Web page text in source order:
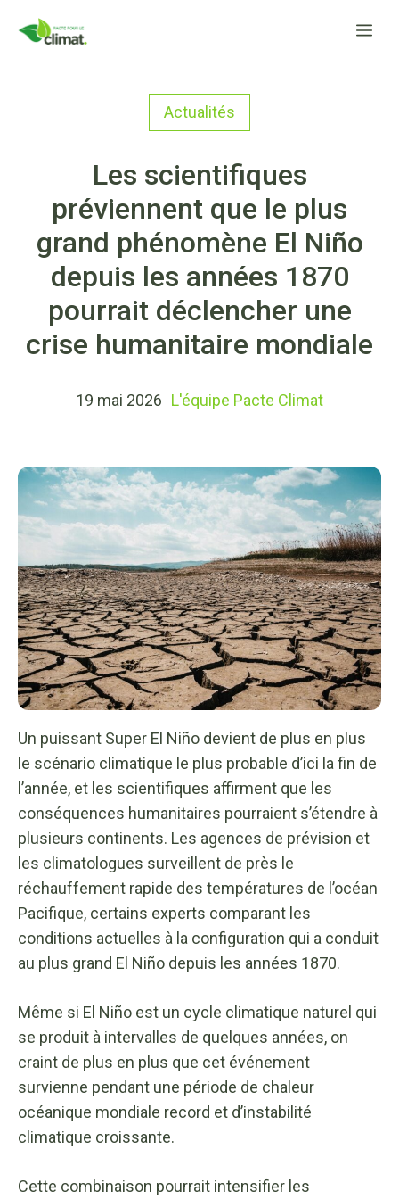
Actualités
Les scientifiques
préviennent que le plus
grand phénomène El Niño
depuis les années 1870
pourrait déclencher une
crise humanitaire mondiale
19 mai 2026 L'équipe Pacte Climat
Un puissant Super El Niño devient de plus en plus
le scénario climatique le plus probable d’ici la fin de
l’année, et les scientifiques affirment que les
conséquences humanitaires pourraient s’étendre à
plusieurs continents. Les agences de prévision et
les climatologues surveillent de près le
réchauffement rapide des températures de l’océan
Pacifique, certains experts comparant les
conditions actuelles à la configuration qui a conduit
au plus grand El Niño depuis les années 1870.
Même si El Niño est un cycle climatique naturel qui
se produit à intervalles de quelques années, on
craint de plus en plus que cet événement
survienne pendant une période de chaleur
océanique mondiale record et d’instabilité
climatique croissante.
Cette combinaison pourrait intensifier les